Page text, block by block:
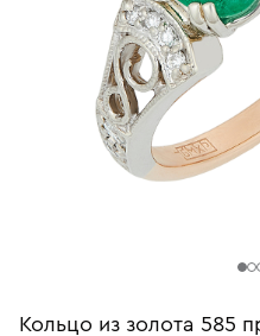
Кольцо из золота 585